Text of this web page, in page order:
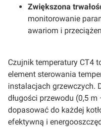
Zwiększona
monitorowanie
awariom i
Czujnik temperatury CT4
element sterowania
instalacjach grzewczych.
długości przewodu (0,5
dopasować do każdej
efektywną i